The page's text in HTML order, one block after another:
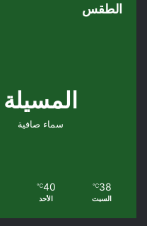
الطقس
المسيلة
سماء صافية
38
℃
السبت
40
℃
الأحد